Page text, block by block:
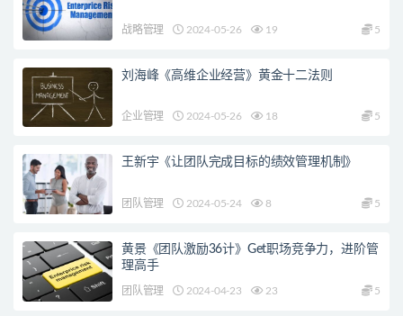
战略管理 2024-05-26 19 5
刘海峰《高维企业经营》黄金十二法则
企业管理 2024-05-26 18 5
王新宇《让团队完成目标的绩效管理机制》
团队管理 2024-05-24 8 5
黄景《团队激励36计》Get职场竞争力，进阶管
理高手
团队管理 2024-04-23 23 5